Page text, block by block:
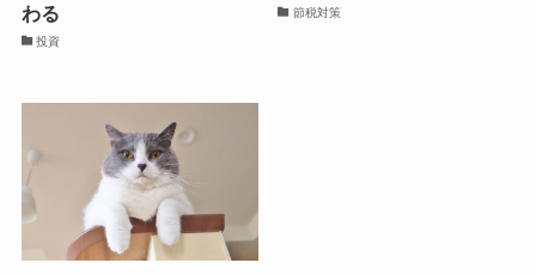
わる
投資
節税対策